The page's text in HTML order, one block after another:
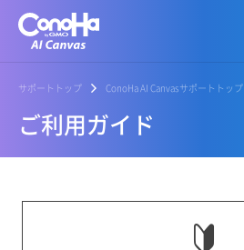
サポートトップ ConoHa AI Canvasサポートトップ
ご利用ガイド